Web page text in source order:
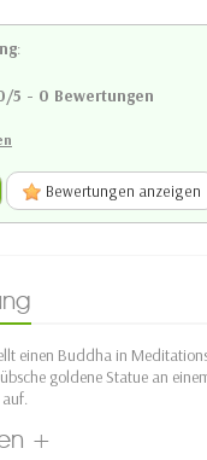
:
/5 - 0 Bewertungen
Bewertungen anzeigen
einen Buddha in
goldene Statue an
+